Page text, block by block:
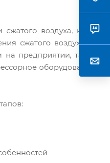
сжатого воздуха, но и
сжатого воздуха. С
предприятии, так и
оборудование